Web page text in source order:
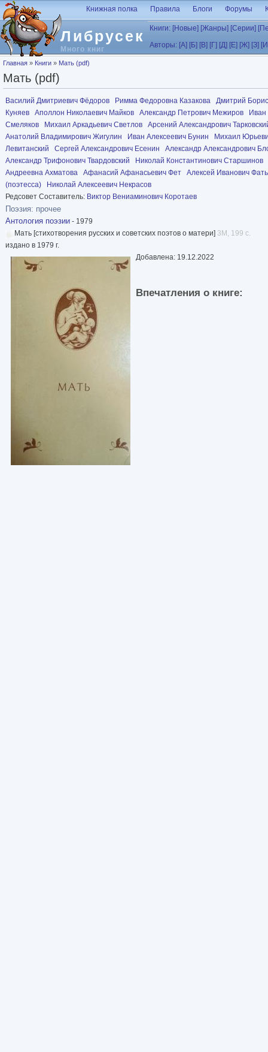
Перейти к основному содержанию
Либрусек
Много книг
Книжная полка Правила Блоги Форумы
Книги: [Новые] [Жанры] [Серии]
Авторы: [А] [Б] [В] [Г] [Д] [Е] [Ж] [З]
Вы здесь
Главная » Книги » Мать (pdf)
Мать (pdf)
Василий Дмитриевич Фёдоров Римма Федоровна Казакова
Дмитрий
Куняев
Аполлон Николаевич Майков Александр Петрович Межиров
Иван
Смеляков
Михаил Аркадьевич Светлов
Арсений Александрович
Анатолий Владимирович Жигулин
Иван Алексеевич Бунин
Михаил
Левитанский
Сергей Александрович Есенин
Александр Александрович
Александр Трифонович Твардовский
Николай Константинович Старшинов
Андреевна Ахматова
Афанасий Афанасьевич Фет
Алексей Иванович
(поэтесса)
Николай Алексеевич Некрасов
Редсовет Составитель: Виктор Вениаминович Коротаев
Поэзия: прочее
Антология поэзии - 1979
Мать [стихотворения русских и советских поэтов о матери] 3M, 199 с.
издано в 1979 г.
Добавлена: 19.12.2022
Впечатления о книге: